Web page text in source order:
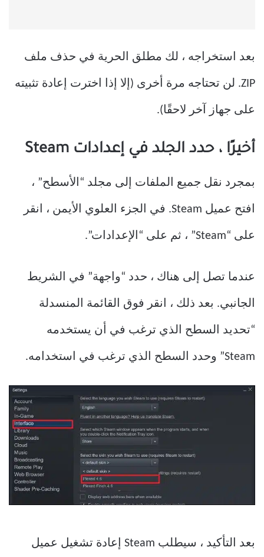
بعد استخراجه ، لك مطلق الحرية في حذف ملف
ZIP. لن تحتاجه مرة أخرى (إلا إذا اخترت إعادة تثبيته
على جهاز آخر لاحقًا).
أخيرًا ، حدد الجلد في إعدادات Steam
بمجرد نقل جميع الملفات إلى مجلد “الأسطح” ،
افتح عميل Steam. في الجزء العلوي الأيمن ، انقر
على “Steam” ، ثم على “الإعدادات”.
عندما تصل إلى هناك ، حدد “واجهة” في الشريط
الجانبي. بعد ذلك ، انقر فوق القائمة المنسدلة
“تحديد السطح الذي ترغب في أن يستخدمه
Steam” وحدد السطح الذي ترغب في استخدامه.
بعد التأكيد ، سيطلب Steam إعادة تشغيل عميل